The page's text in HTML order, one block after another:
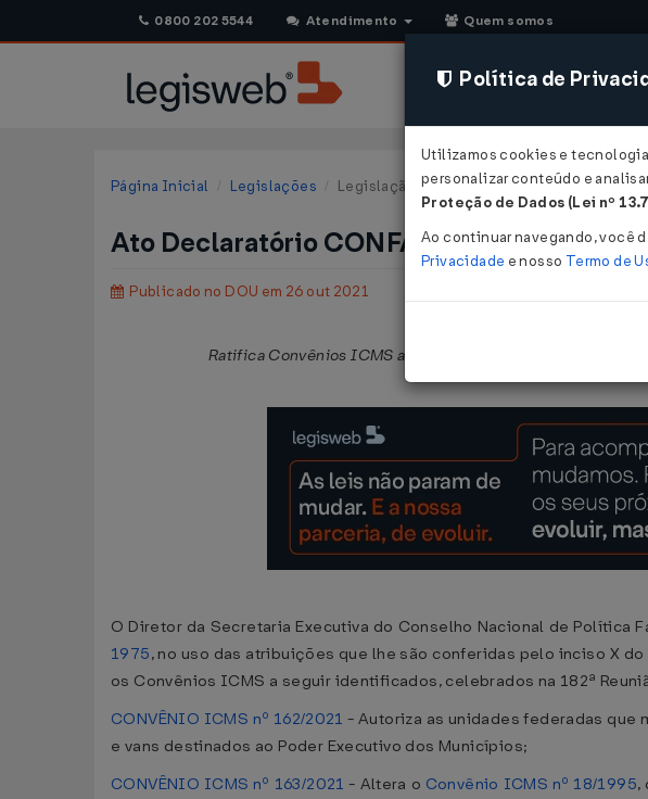
0800 202 5544 Atendimento Quem somos
Página Inicial Legislações Legislação Federal
Ato Declaratório CONFAZ Nº 27 DE 25/
Publicado no DOU em 26 out 2021
Ratifica Convênios ICMS aprovados na 182ª Reunião
O Diretor da Secretaria Executiva do Conselho Nacional de Política
1975, no uso das atribuições que lhe são conferidas pelo inciso X
os Convênios ICMS a seguir identificados, celebrados na 182ª
CONVÊNIO ICMS nº 162/2021 - Autoriza as unidades federadas
e vans destinados ao Poder Executivo dos Municípios;
CONVÊNIO ICMS nº 163/2021 - Altera o Convênio ICMS nº 18/1995,
Política de
Utilizamos cookies e
personalizar conteúdo e
Proteção de Dados (Lei nº
Ao continuar navegando, você
Privacidade e nosso Termo de